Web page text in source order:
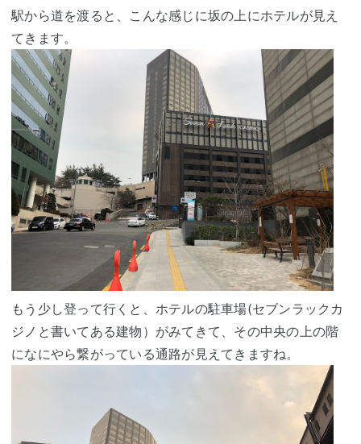
駅から道を渡ると、こんな感じに坂の上にホテルが見え
てきます。
もう少し登って行くと、ホテルの駐車場(セブンラックカ
ジノと書いてある建物）がみてきて、その中央の上の階
になにやら繋がっている通路が見えてきますね。